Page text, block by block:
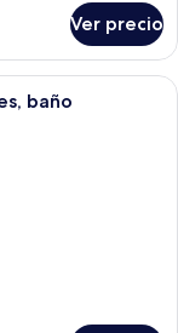
Ver precio
con literas, una
baño